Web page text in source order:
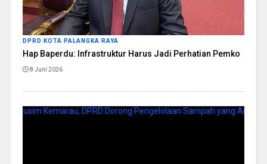
DPRD KOTA PALANGKA RAYA
Hap Baperdu: Infrastruktur Harus Jadi Perhatian Pemko
8 Juni 2026